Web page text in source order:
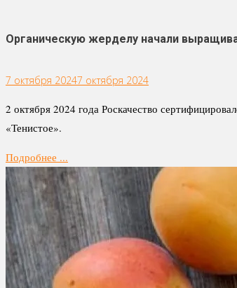
Органическую жерделу начали
7 октября 20247 октября 2024
2 октября 2024 года Роскачество
«Тенистое».
Подробнее ...